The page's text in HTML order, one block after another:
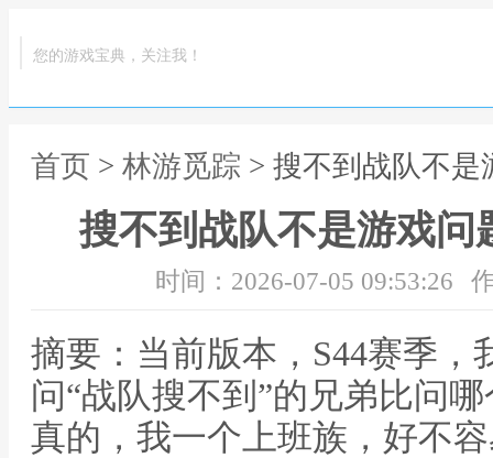
您的游戏宝典，关注我！
首页 > 林游觅踪 > 搜不到战队不是
搜不到战队不是游戏问
时间：2026-07-05 09:53:26
摘要：当前版本，S44赛季
问“战队搜不到”的兄弟比问
真的，我一个上班族，好不